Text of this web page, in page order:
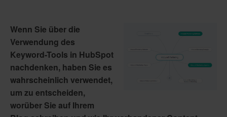
Wenn Sie über die
Verwendung des
Keyword-Tools in HubSpot
nachdenken, haben Sie es
wahrscheinlich verwendet,
um zu entscheiden,
worüber Sie auf Ihrem